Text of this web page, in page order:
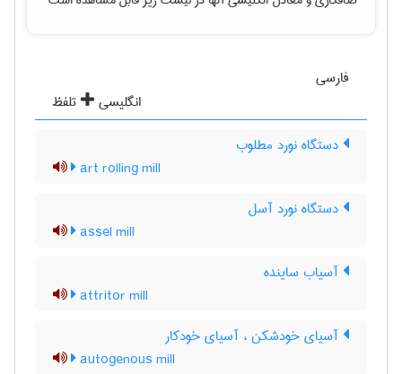
فارسی
انگلیسی
تلفظ
دستگاه نورد مطلوب
art rolling mill
دستگاه نورد آسل
assel mill
آسیاب ساینده
attritor mill
آسیای خودشکن ، آسیای خودکار
autogenous mill